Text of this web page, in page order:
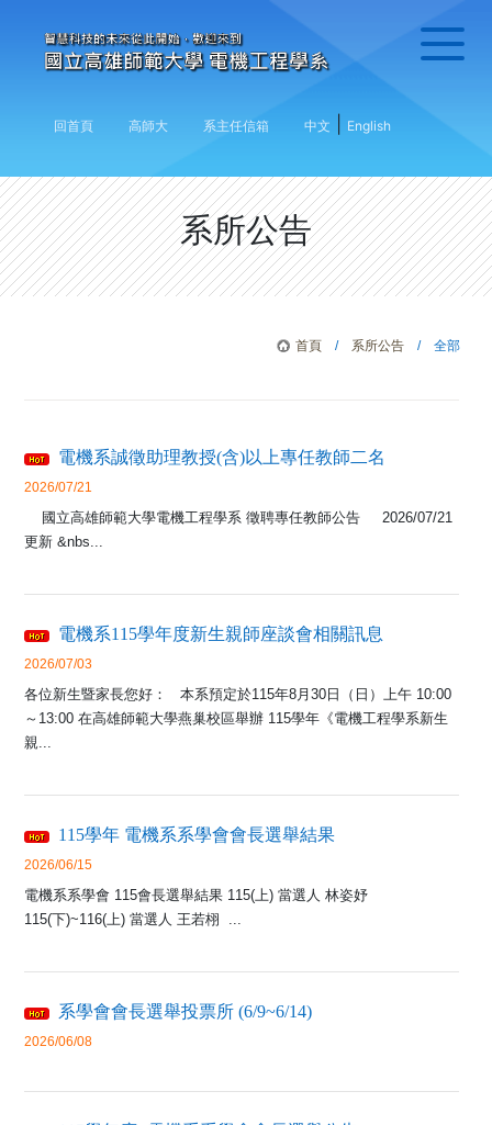
回首頁 高師大 系主任信箱 中文 English
系所公告
首頁 / 系所公告 / 全部
電機系誠徵助理教授(含)以上專任教師二名
2026/07/21
國立高雄師範大學電機工程學系 徵聘專任教師公告 2026/07/21
更新 &nbs...
電機系115學年度新生親師座談會相關訊息
2026/07/03
各位新生暨家長您好： 本系預定於115年8月30日（日）上午 10:00
～13:00 在高雄師範大學燕巢校區舉辦 115學年《電機工程學系新生
親...
115學年 電機系系學會會長選舉結果
2026/06/15
電機系系學會 115會長選舉結果 115(上) 當選人 林姿妤
115(下)~116(上) 當選人 王若栩 ...
系學會會長選舉投票所 (6/9~6/14)
2026/06/08